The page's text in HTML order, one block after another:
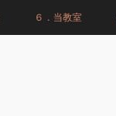
６．当教室